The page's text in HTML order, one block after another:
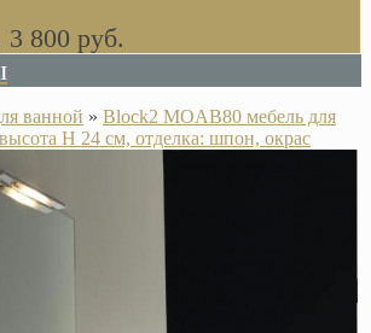
3 800 руб.
ванной » Block2 MOAB80 мебель для
H 24 см, отделка: шпон, окрас